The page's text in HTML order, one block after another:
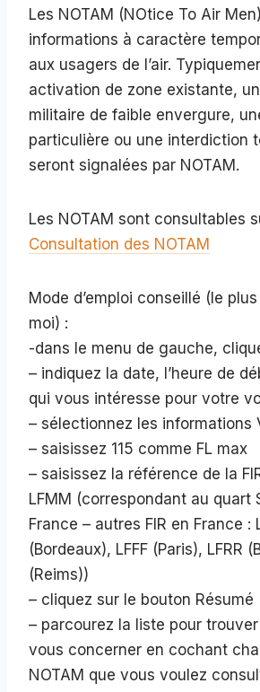
Les NOTAM (NOtice To Air
informations à caractère
aux usagers de l’air.
activation de zone existante,
militaire de faible envergure,
particulière ou une interdiction
seront signalées par NOTAM.
Les NOTAM sont consultables
Consultation des NOTAM
Mode d’emploi conseillé (le
moi) :
-dans le menu de gauche,
– indiquez la date, l’heure de
qui vous intéresse pour votre
– sélectionnez les informations
– saisissez 115 comme FL max
– saisissez la référence de la
LFMM (correspondant au quart
France – autres FIR en France :
(Bordeaux), LFFF (Paris), LFRR
(Reims))
– cliquez sur le bouton Résumé
– parcourez la liste pour
vous concerner en cochant
NOTAM que vous voulez